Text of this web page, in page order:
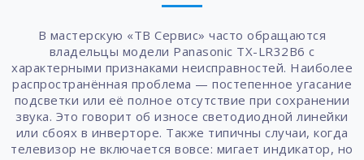
В мастерскую «ТВ Сервис» часто обращаются
владельцы модели Panasonic TX-LR32B6 с
характерными признаками неисправностей. Наиболее
распространённая проблема — постепенное угасание
подсветки или её полное отсутствие при сохранении
звука. Это говорит об износе светодиодной линейки
или сбоях в инверторе. Также типичны случаи, когда
телевизор не включается вовсе: мигает индикатор, но